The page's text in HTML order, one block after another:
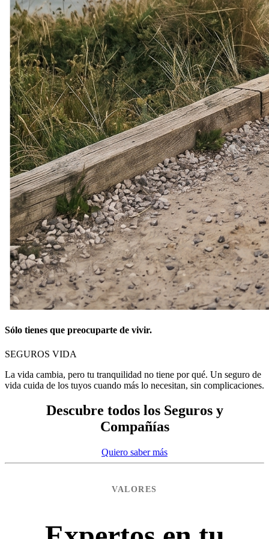
Sólo tienes que preocuparte de vivir.
SEGUROS VIDA
La vida cambia, pero tu tranquilidad no tiene por qué. Un seguro de
vida cuida de los tuyos cuando más lo necesitan, sin complicaciones.
Descubre todos los Seguros y
Compañías
Quiero saber más
VALORES